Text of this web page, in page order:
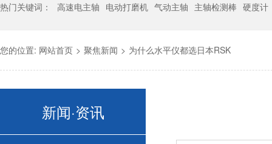
热门关键词： 高速电主轴 电动打磨机 气动主轴 主轴检测棒 硬度计
您的位置: 网站首页 > 聚焦新闻 > 为什么水平仪都选日本RSK
新闻·资讯